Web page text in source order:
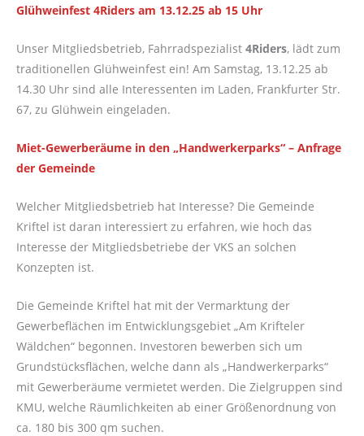
Glühweinfest 4Riders am 13.12.25 ab 15 Uhr
Unser Mitgliedsbetrieb, Fahrradspezialist 4Riders, lädt zum
traditionellen Glühweinfest ein! Am Samstag, 13.12.25 ab
14.30 Uhr sind alle Interessenten im Laden, Frankfurter Str.
67, zu Glühwein eingeladen.
Miet-Gewerberäume in den „Handwerkerparks“ – Anfrage
der Gemeinde
Welcher Mitgliedsbetrieb hat Interesse? Die Gemeinde
Kriftel ist daran interessiert zu erfahren, wie hoch das
Interesse der Mitgliedsbetriebe der VKS an solchen
Konzepten ist.
Die Gemeinde Kriftel hat mit der Vermarktung der
Gewerbeflächen im Entwicklungsgebiet „Am Krifteler
Wäldchen“ begonnen. Investoren bewerben sich um
Grundstücksflächen, welche dann als „Handwerkerparks“
mit Gewerberäume vermietet werden. Die Zielgruppen sind
KMU, welche Räumlichkeiten ab einer Größenordnung von
ca. 180 bis 300 qm suchen.